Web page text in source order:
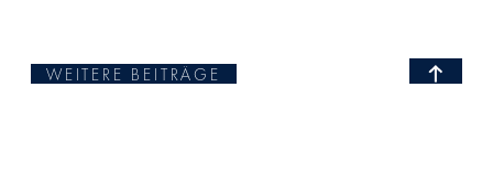
WEITERE BEITRÄGE